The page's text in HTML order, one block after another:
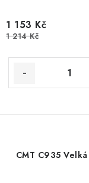
1 153 Kč
1 214 Kč
CMT C935